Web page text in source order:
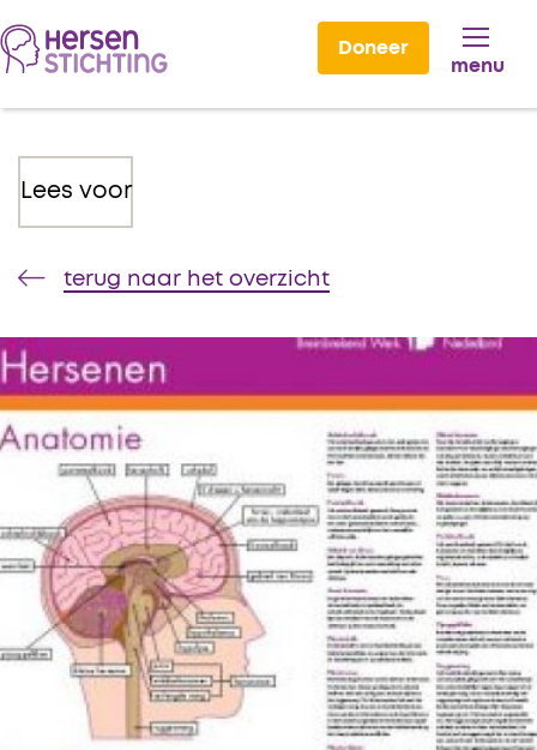
Doneer
menu
Lees voor
terug naar het overzicht